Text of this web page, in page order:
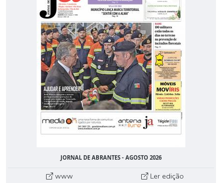
JORNAL DE ABRANTES - AGOSTO 2026
www Ler edição